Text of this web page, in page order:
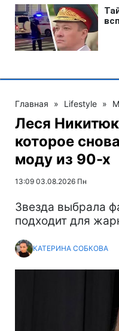
Главная » Lifestyle »
Леся
которое
моду из 90-х
13:09 03.08.2026 Пн
Звезда выбрала
подходит для
КАТЕРИНА СОБКОВА